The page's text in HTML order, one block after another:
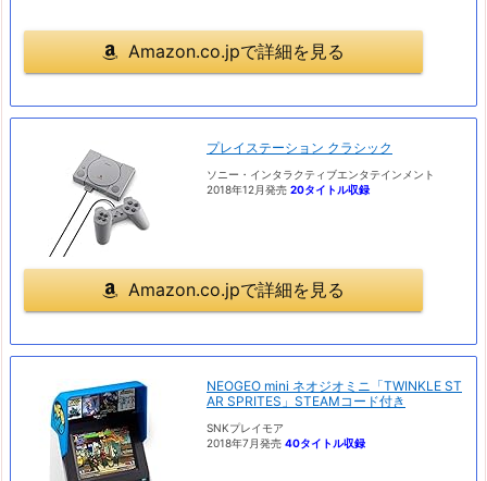
Amazon.co.jpで詳細を見る
プレイステーション クラシック
ソニー・インタラクティブエンタテインメント
2018年12月発売 20タイトル収録
Amazon.co.jpで詳細を見る
NEOGEO mini ネオジオミニ「TWINKLE ST
AR SPRITES」STEAMコード付き
SNKプレイモア
2018年7月発売 40タイトル収録